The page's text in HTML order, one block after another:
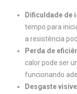
Dificuldade de
tempo para
a resistência
Perda de
calor pode ser
funcionando
Desgaste visível